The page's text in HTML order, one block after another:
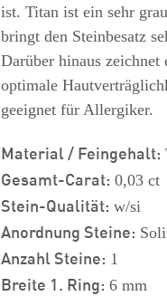
ist. Titan ist ein sehr
bringt den Steinbesatz
Darüber hinaus zeichnet
optimale
geeignet für Allergiker.
Material / Feingehalt:
Gesamt-Carat: 0,03 ct
Stein-Qualität: w/si
Anordnung Steine:
Anzahl Steine: 1
Breite 1. Ring: 6 mm